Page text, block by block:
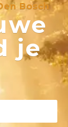
Bosch
je